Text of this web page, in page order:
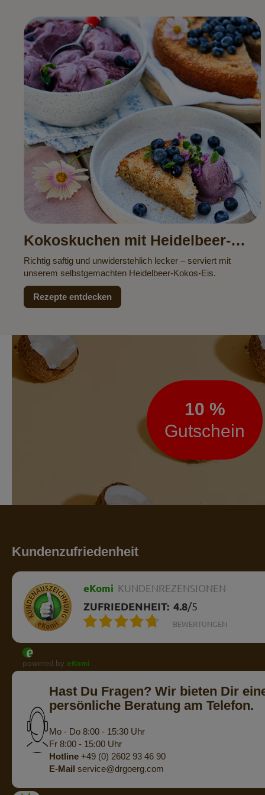
Kokoskuchen mit Heidelbeer-
Kokos-Eis
Richtig saftig und unwiderstehlich lecker – serviert mit
unserem selbstgemachten Heidelbeer-Kokos-Eis.
Rezepte entdecken
Newsletter
10 %
Gutschein
Kundenzufriedenheit
eKomi KUNDENREZENSIONEN
ZUFRIEDENHEIT: 4.8/5
BEWERTUNGEN
powered by eKomi
Hast Du Fragen? Wir bieten Dir
persönliche Beratung am Telefon.
Mo - Do 8:00 - 15:30 Uhr
Fr 8:00 - 15:00 Uhr
Hotline +49 (0) 2602 93 46 90
E-Mail service@drgoerg.com